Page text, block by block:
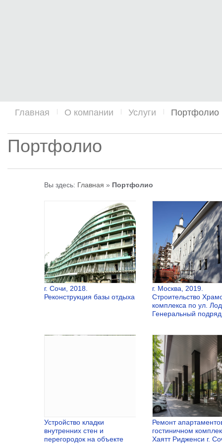
Главная О компании Услуги Портфолио
Портфолио
Вы здесь: Главная » Портфолио
г. Сочи, 2018.
Реконструкция базы отдыха
Реконструкция
г. Москва, 2019.
Строительство
комплекса по ул.
Генеральный подряд
Храмового
комплекса
ул.
подряд
Устройство кладки
внутренних стен и
перегородок на объекте
Ремонт
гостиничном
Хаятт Ридженси г.